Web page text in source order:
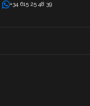
+34 615 25 48 39